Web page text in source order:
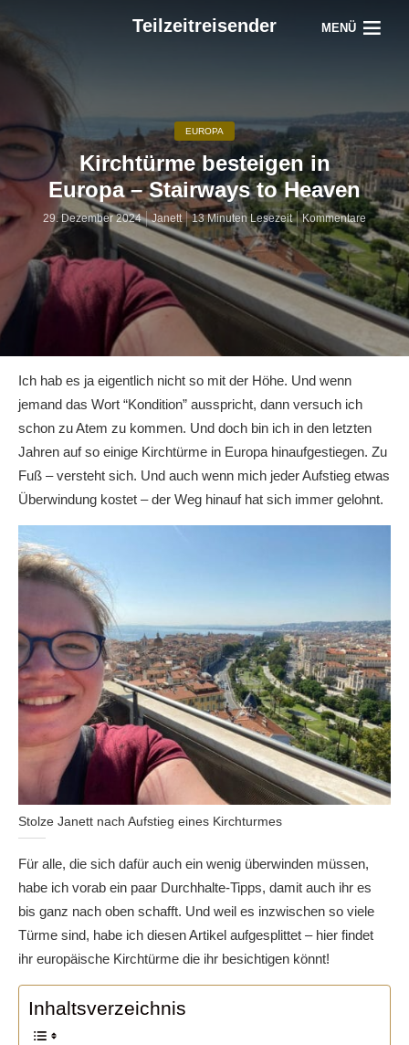
Teilzeitreisender MENÜ
EUROPA
Kirchtürme besteigen in
Europa – Stairways to Heaven
29. Dezember 2024 Janett 13 Minuten Lesezeit Kommentare
Ich hab es ja eigentlich nicht so mit der Höhe. Und wenn
jemand das Wort “Kondition” ausspricht, dann versuch ich
schon zu Atem zu kommen. Und doch bin ich in den letzten
Jahren auf so einige Kirchtürme in Europa hinaufgestiegen. Zu
Fuß – versteht sich. Und auch wenn mich jeder Aufstieg etwas
Überwindung kostet – der Weg hinauf hat sich immer gelohnt.
Stolze Janett nach Aufstieg eines Kirchturmes
Für alle, die sich dafür auch ein wenig überwinden müssen,
habe ich vorab ein paar Durchhalte-Tipps, damit auch ihr es
bis ganz nach oben schafft. Und weil es inzwischen so viele
Türme sind, habe ich diesen Artikel aufgesplittet – hier findet
ihr europäische Kirchtürme die ihr besichtigen könnt!
Inhaltsverzeichnis